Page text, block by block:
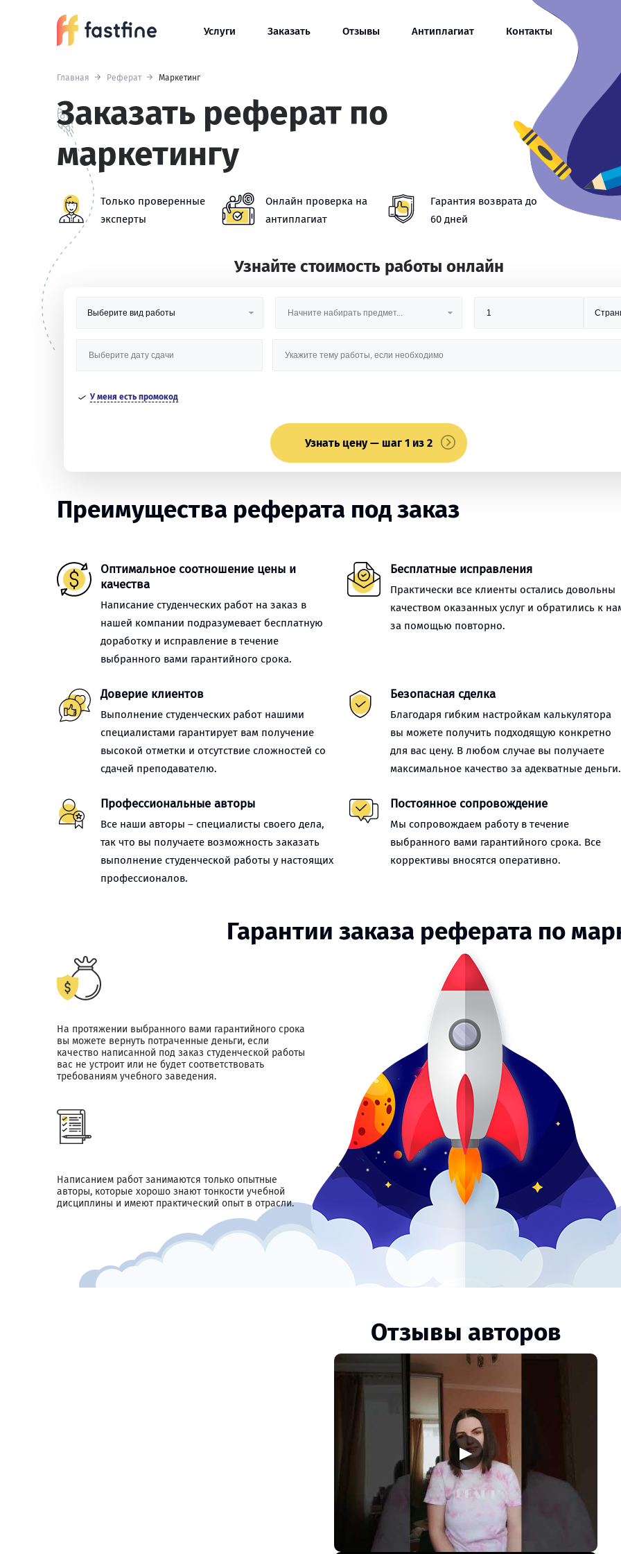
Услуги Заказать Отзывы Антиплагиат Контакты
Главная Реферат Маркетинг
Заказать реферат по
маркетингу
Только проверенные
эксперты
Онлайн проверка на
антиплагиат
Гарантия возврата до
60 дней
Узнайте стоимость работы онлайн
У меня есть промокод
Узнать цену — шаг 1 из 2
Преимущества реферата под заказ
Оптимальное соотношение цены и
качества
Написание студенческих работ на заказ в
нашей компании подразумевает бесплатную
доработку и исправление в течение
выбранного вами гарантийного срока.
Бесплатные исправления
Практически все клиенты остались довольны
качеством оказанных услуг и обратились к
за помощью повторно.
Доверие клиентов
Выполнение студенческих работ нашими
специалистами гарантирует вам получение
высокой отметки и отсутствие сложностей со
сдачей преподавателю.
Безопасная сделка
Благодаря гибким настройкам калькулятора
вы можете получить подходящую конкретно
для вас цену. В любом случае вы получаете
максимальное качество за адекватные деньги.
Профессиональные авторы
Все наши авторы – специалисты своего дела,
так что вы получаете возможность заказать
выполнение студенческой работы у настоящих
профессионалов.
Постоянное сопровождение
Мы сопровождаем работу в течение
выбранного вами гарантийного срока. Все
коррективы вносятся оперативно.
Гарантии заказа реферата по
На протяжении выбранного вами гарантийного срока
вы можете вернуть потраченные деньги, если
качество написанной под заказ студенческой работы
вас не устроит или не будет соответствовать
требованиям учебного заведения.
Написанием работ занимаются только опытные
авторы, которые хорошо знают тонкости учебной
дисциплины и имеют практический опыт в отрасли.
Отзывы авторов
▶